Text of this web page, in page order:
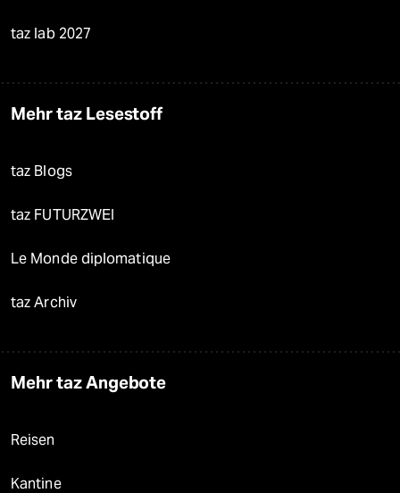
taz lab 2027
Mehr taz Lesestoff
taz Blogs
taz FUTURZWEI
Le Monde diplomatique
taz Archiv
Mehr taz Angebote
Reisen
Kantine